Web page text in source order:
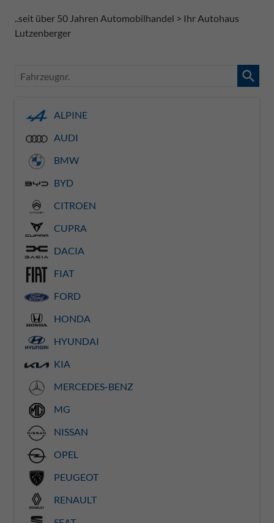
..seit über 50 Jahren Automobilhandel > Ihr Autohaus
Lutzenberger
Fahrzeugnr.
ALPINE
AUDI
BMW
BYD
CITROEN
CUPRA
DACIA
FIAT
FORD
HONDA
HYUNDAI
KIA
MERCEDES-BENZ
MG
NISSAN
OPEL
PEUGEOT
RENAULT